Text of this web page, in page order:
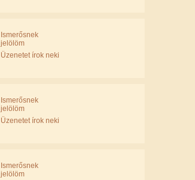
Ismerősnek
jelölöm
Üzenetet írok neki
Ismerősnek
jelölöm
Üzenetet írok neki
Ismerősnek
jelölöm